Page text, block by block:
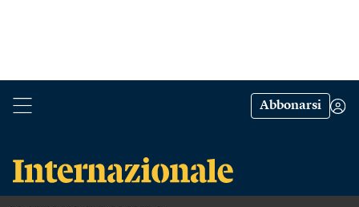
Abbonarsi